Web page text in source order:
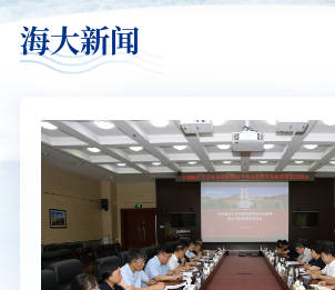
海大新闻